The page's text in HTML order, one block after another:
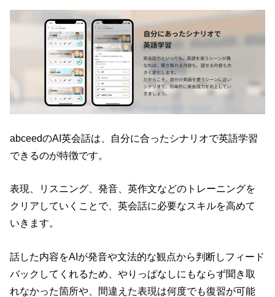
abceedのAI英会話は、自分に合ったシナリオで英語学習
できるのが特徴です。
表現、リスニング、発音、英作文などのトレーニングを
クリアしていくことで、英会話に必要なスキルを高めて
いきます。
話した内容をAIが発音や文法的な観点から判断しフィード
バックしてくれるため、やりっぱなしにもならず聞き取
れなかった箇所や、間違えた表現は何度でも復習が可能